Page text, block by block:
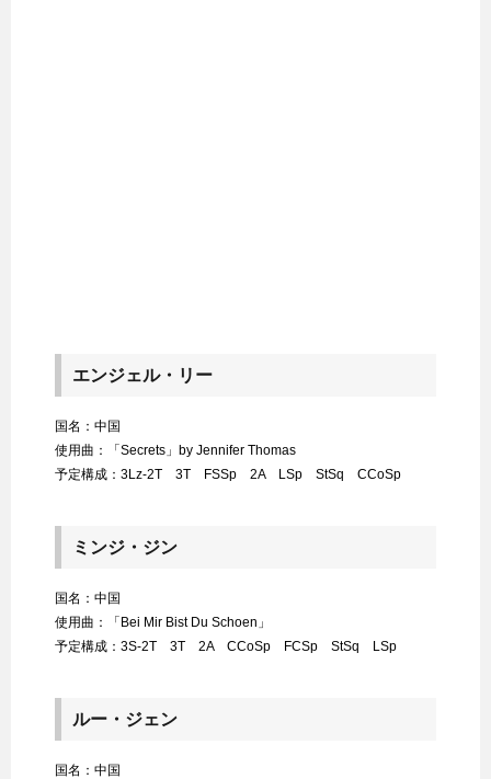
エンジェル・リー
国名：中国
使用曲：「Secrets」by Jennifer Thomas
予定構成：3Lz-2T 3T FSSp 2A LSp StSq CCoSp
ミンジ・ジン
国名：中国
使用曲：「Bei Mir Bist Du Schoen」
予定構成：3S-2T 3T 2A CCoSp FCSp StSq LSp
ルー・ジェン
国名：中国